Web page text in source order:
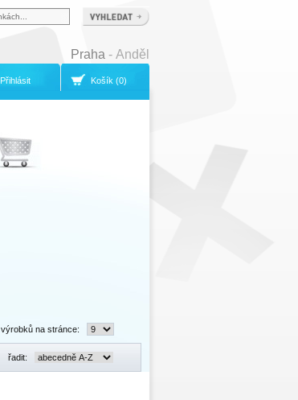
výrobků na stránce:
řadit:
Praha - Anděl
Košík (0)
Přihlásit